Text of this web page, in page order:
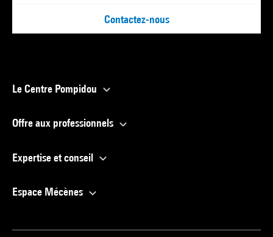
Contactez-nous
Le Centre Pompidou
Offre aux professionnels
Expertise et conseil
Espace Mécènes